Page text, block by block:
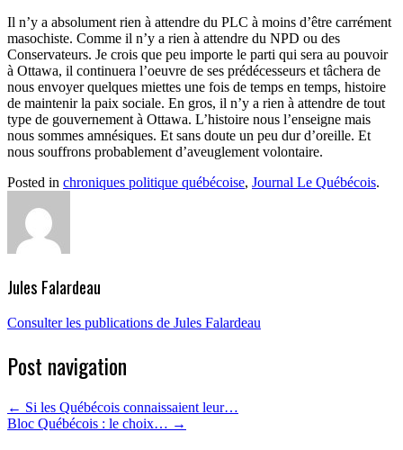
Il n’y a absolument rien à attendre du PLC à moins d’être carrément
masochiste. Comme il n’y a rien à attendre du NPD ou des
Conservateurs. Je crois que peu importe le parti qui sera au pouvoir
à Ottawa, il continuera l’oeuvre de ses prédécesseurs et tâchera de
nous envoyer quelques miettes une fois de temps en temps, histoire
de maintenir la paix sociale. En gros, il n’y a rien à attendre de tout
type de gouvernement à Ottawa. L’histoire nous l’enseigne mais
nous sommes amnésiques. Et sans doute un peu dur d’oreille. Et
nous souffrons probablement d’aveuglement volontaire.
Posted in chroniques politique québécoise, Journal Le Québécois.
Jules Falardeau
Consulter les publications de Jules Falardeau
Post navigation
← Si les Québécois connaissaient leur…
Bloc Québécois : le choix… →